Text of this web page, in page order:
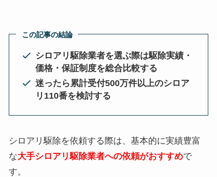
この記事の結論
シロアリ駆除業者を選ぶ際は駆除実績・
価格・保証制度を総合比較する
迷ったら累計受付500万件以上のシロア
リ110番を検討する
シロアリ駆除を依頼する際は、基本的に実績豊富
な大手シロアリ駆除業者への依頼がおすすめで
す。